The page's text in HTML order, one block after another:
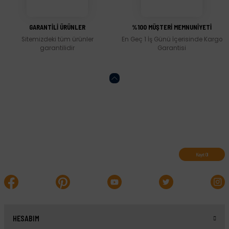
GARANTİLİ ÜRÜNLER
Sitemizdeki tüm ürünler
garantilidir
%100 MÜŞTERİ MEMNUNİYETİ
En Geç 1 İş Günü İçerisinde Kargo
Garantisi
Kayıt Ol
HESABIM